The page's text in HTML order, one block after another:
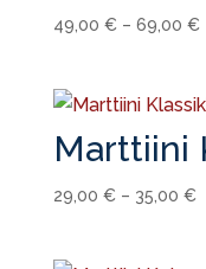
49,00 € – 69,00 €
Marttiini
29,00 € – 35,00 €